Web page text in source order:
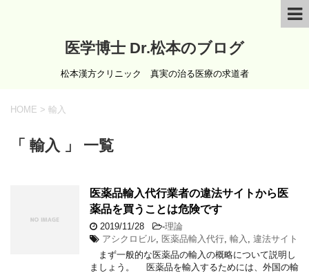
医学博士 Dr.松本のブログ
松本漢方クリニック 真実の治る医療の求道者
HOME > 輸入
「 輸入 」 一覧
医薬品輸入代行業者の違法サイトから医
薬品を買うことは危険です
2019/11/28 -理論
アシクロビル 医薬品輸入代行 輸入
違法サイト
まず一般的な医薬品の輸入の概略について説明し
ましょう。 医薬品を輸入するためには、外国の輸